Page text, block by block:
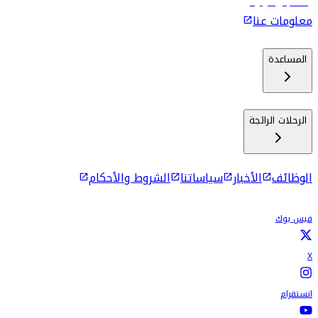
معلومات عنا
المساعدة
الرحلات الرائجة
الوظائف الأخبار سياساتنا الشروط والأحكام
فيس بوك
X
انستقرام